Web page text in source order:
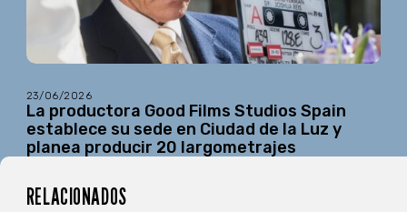
23/06/2026
La productora Good Films Studios Spain
establece su sede en Ciudad de la Luz y
planea producir 20 largometrajes
RELACIONADOS